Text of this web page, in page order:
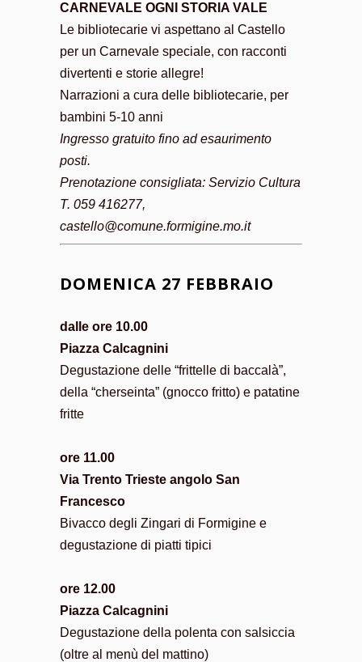
CARNEVALE OGNI STORIA VALE
Le bibliotecarie vi aspettano al Castello
per un Carnevale speciale, con racconti
divertenti e storie allegre!
Narrazioni a cura delle bibliotecarie, per
bambini 5-10 anni
Ingresso gratuito fino ad esaurimento
posti.
Prenotazione consigliata: Servizio Cultura
T. 059 416277,
castello@comune.formigine.mo.it
DOMENICA 27 FEBBRAIO
dalle ore 10.00
Piazza Calcagnini
Degustazione delle “frittelle di baccalà”,
della “cherseinta” (gnocco fritto) e patatine
fritte
ore 11.00
Via Trento Trieste angolo San
Francesco
Bivacco degli Zingari di Formigine e
degustazione di piatti tipici
ore 12.00
Piazza Calcagnini
Degustazione della polenta con salsiccia
(oltre al menù del mattino)